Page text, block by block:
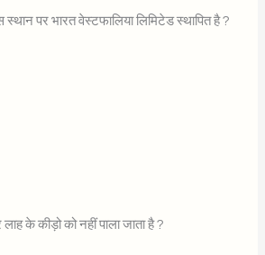
पर भारत वेस्टफालिया लिमिटेड स्थापित है ?
के कीड़ो को नहीं पाला जाता है ?